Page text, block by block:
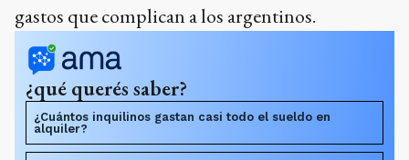
gastos que complican a los argentinos.
¿qué querés saber?
¿Cuántos inquilinos gastan casi todo el sueldo en
alquiler?